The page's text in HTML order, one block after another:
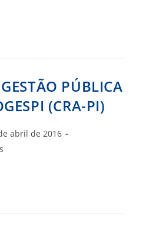
PÚBLICA
(CRA-PI)
abril de 2016